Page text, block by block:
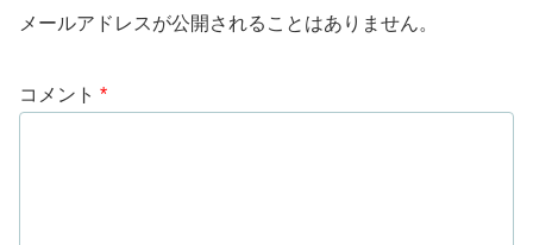
メールアドレスが公開されることはありません。
コメント *